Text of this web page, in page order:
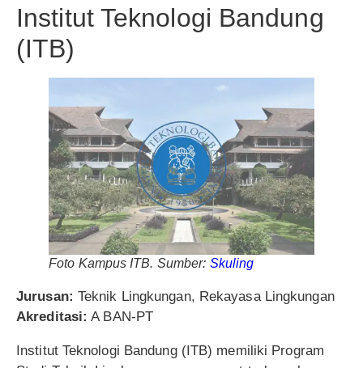
Institut Teknologi Bandung
(ITB)
Foto Kampus ITB. Sumber: Skuling
Jurusan: Teknik Lingkungan, Rekayasa Lingkungan
Akreditasi: A BAN-PT
Institut Teknologi Bandung (ITB) memiliki Program